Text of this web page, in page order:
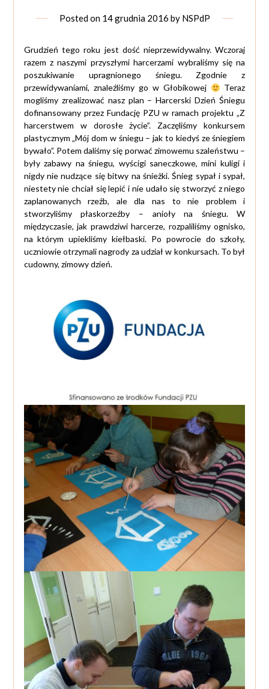
Posted on 14 grudnia 2016 by NSPdP
Grudzień tego roku jest dość nieprzewidywalny. Wczoraj
razem z naszymi przyszłymi harcerzami wybraliśmy się na
poszukiwanie upragnionego śniegu. Zgodnie z
przewidywaniami, znaleźliśmy go w Głobikowej
Teraz
mogliśmy zrealizować nasz plan – Harcerski Dzień Śniegu
dofinansowany przez Fundację PZU w ramach projektu „Z
harcerstwem w dorosłe życie”. Zaczęliśmy konkursem
plastycznym „Mój dom w śniegu – jak to kiedyś ze śniegiem
bywało”. Potem daliśmy się porwać zimowemu szaleństwu –
były zabawy na śniegu, wyścigi saneczkowe, mini kuligi i
nigdy nie nudzące się bitwy na śnieżki. Śnieg sypał i sypał,
niestety nie chciał się lepić i nie udało się stworzyć z niego
zaplanowanych rzeźb, ale dla nas to nie problem i
stworzyliśmy płaskorzeźby – anioły na śniegu. W
międzyczasie, jak prawdziwi harcerze, rozpaliliśmy ognisko,
na którym upiekliśmy kiełbaski. Po powrocie do szkoły,
uczniowie otrzymali nagrody za udział w konkursach. To był
cudowny, zimowy dzień.